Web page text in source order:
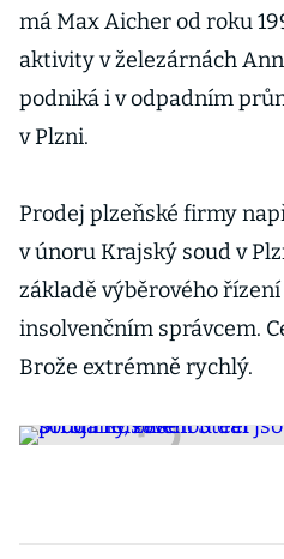
má Max Aicher od roku
aktivity v železárnách
podniká i v odpadním
v Plzni.
Prodej plzeňské firmy
v únoru Krajský soud v
základě výběrového
insolvenčním správcem.
Brože extrémně rychlý.